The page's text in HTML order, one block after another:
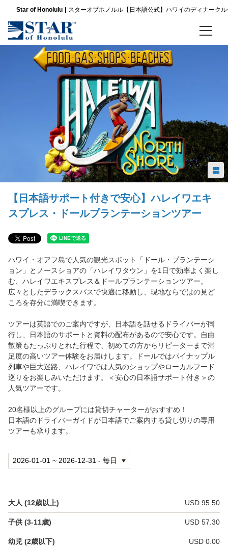
Star of Honolulu スターオブホノルル【日本語公式】ハワイのディナーク
ディナークルーズ
パシフィックスターサンセットビュッフェ ＆ ショークルーズ
スリースター サンセットディナー＆ショークルーズ
ノバ ファイブスター サンセット ディナー ＆ ジャズクルーズ
金曜限定 パシフィックスター サンセットビュッフェ＆ショークルーズ
金曜限定 スリースター サンセットディナー＆ショークルーズ
ホリデークルーズ
ホリデークルーズ
大晦日ミッドナイトクルーズ
バレンタインデークルーズ
エンハンスメント（追加手配プラン）
ウエディング
キャプテンズ ウエディング
バウ リニューアル
団体・イベント
団体・イベント向けプラン
【日本語サポート付きで安心】ハレイワエキ
スプレス・ドールプランテーションツアー
ハワイ・オアフ島で人気の観光スポット「ドール・プランテーシ
ョン」とノースショアの「ハレイワタウン」を1日で効率よく楽し
む、ハレイワエキスプレス＆ドールプランテーションツアー。
広々としたデラックスバスで快適に移動し、現地ならではの見ど
ころを存分に満喫できます。
ツアーは英語でのご案内ですが、日本語を話せるドライバーが同
行し、日本語のサポートと資料の配布があるので安心です。自由
散策もたっぷりとれた行程で、初めての方からリピーターまで満
足度の高いツアー体験をお届けします。ドールではパイナップル
列車や巨大迷路、ハレイワでは人気のショップやローカルフード
巡りをお楽しみいただけます。＜安心の日本語サポート付き＞の
人気ツアーです。
20名様以上のグループには貸切チャーターがおすすめ！
日本語のドライバーガイドが日本語でご案内する貸し切りの専用
ツアーも承ります。
大人 (12歳以上) USD 95.50
子供 (3-11歳) USD 57.30
幼児 (2歳以下) USD 0.00